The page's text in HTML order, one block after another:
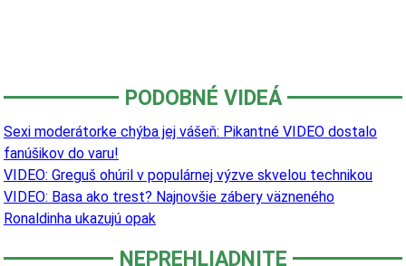
PODOBNÉ VIDEÁ
Sexi moderátorke chýba jej vášeň: Pikantné VIDEO dostalo
fanúšikov do varu!
VIDEO: Greguš ohúril v populárnej výzve skvelou technikou
VIDEO: Basa ako trest? Najnovšie zábery väzneného
Ronaldinha ukazujú opak
NEPREHLIADNITE